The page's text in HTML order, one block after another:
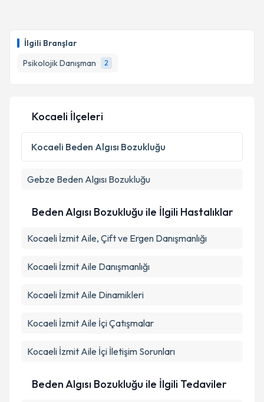
İlgili Branşlar
Psikolojik Danışman
2
Kocaeli İlçeleri
Kocaeli Beden Algısı Bozukluğu
Gebze Beden Algısı Bozukluğu
Beden Algısı Bozukluğu ile İlgili Hastalıklar
Kocaeli İzmit Aile, Çift ve Ergen Danışmanlığı
Kocaeli İzmit Aile Danışmanlığı
Kocaeli İzmit Aile Dinamikleri
Kocaeli İzmit Aile İçi Çatışmalar
Kocaeli İzmit Aile İçi İletişim Sorunları
Beden Algısı Bozukluğu ile İlgili Tedaviler